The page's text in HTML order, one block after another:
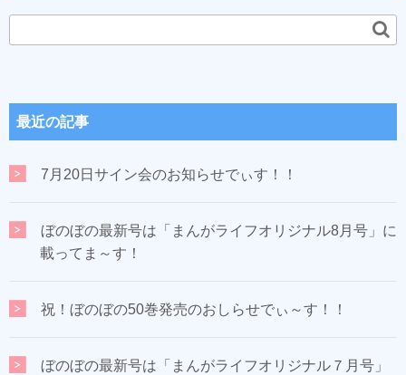
最近の記事
7月20日サイン会のお知らせでぃす！！
ぼのぼの最新号は「まんがライフオリジナル8月号」に
載ってま～す！
祝！ぼのぼの50巻発売のおしらせでぃ～す！！
ぼのぼの最新号は「まんがライフオリジナル７月号」